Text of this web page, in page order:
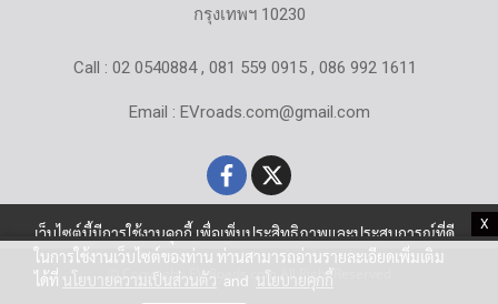
X
กรุงเทพฯ 10230
Call : 02 0540884 , 081 559 0915 , 086 992 1611
Email : EVroads.com@gmail.com
© Copyright EV-Roads.com All Right Reserved
เว็บไซต์นี้มีการใช้งานคุกกี้ เพื่อเพิ่มประสิทธิภาพและประสบการณ์ที่ดี
ในการใช้งานเว็บไซต์ของท่าน ท่านสามารถอ่านรายละเอียดเพิ่มเติม
ได้ที่ นโยบายความเป็นส่วนตัว and นโยบายคุกกี้